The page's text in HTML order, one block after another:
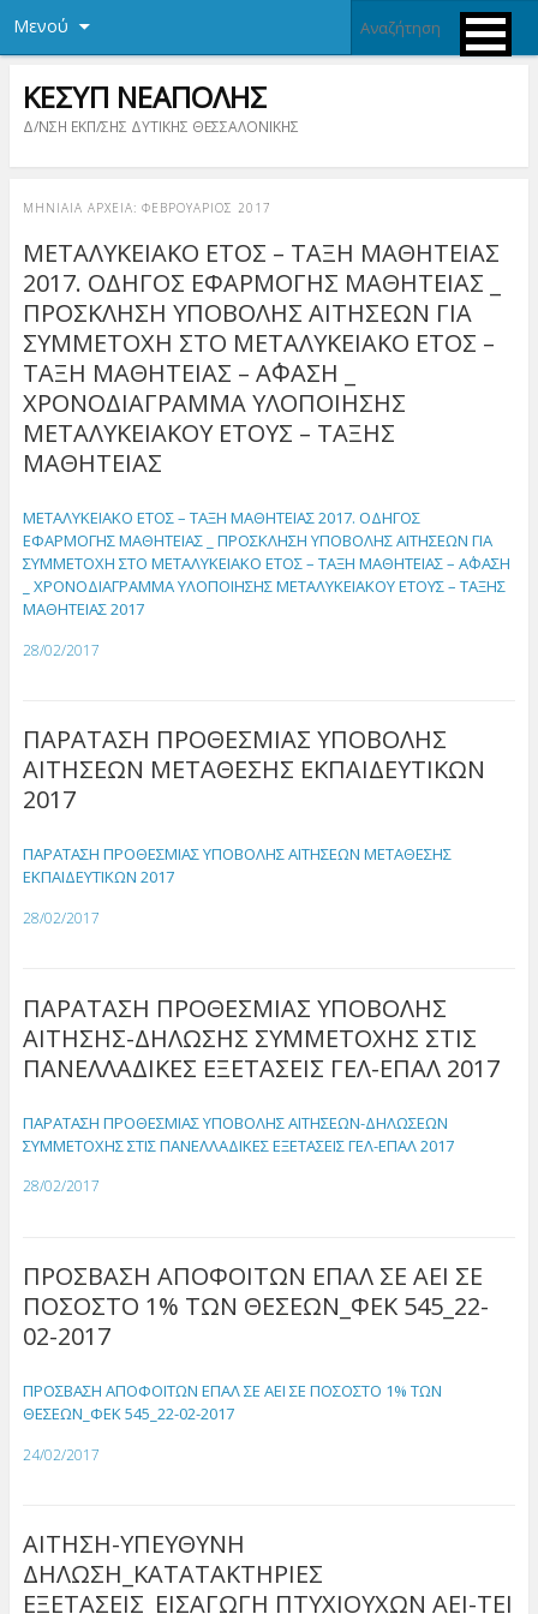
Μενού
ΚΕΣΥΠ ΝΕΑΠΟΛΗΣ
Δ/ΝΣΗ ΕΚΠ/ΣΗΣ ΔΥΤΙΚΗΣ ΘΕΣΣΑΛΟΝΙΚΗΣ
ΜΗΝΙΑΊΑ ΑΡΧΕΊΑ: ΦΕΒΡΟΥΆΡΙΟΣ 2017
ΜΕΤΑΛΥΚΕΙΑΚΟ ΕΤΟΣ – ΤΑΞΗ ΜΑΘΗΤΕΙΑΣ
2017. ΟΔΗΓΟΣ ΕΦΑΡΜΟΓΗΣ ΜΑΘΗΤΕΙΑΣ _
ΠΡΟΣΚΛΗΣΗ ΥΠΟΒΟΛΗΣ ΑΙΤΗΣΕΩΝ ΓΙΑ
ΣΥΜΜΕΤΟΧΗ ΣΤΟ ΜΕΤΑΛΥΚΕΙΑΚΟ ΕΤΟΣ –
ΤΑΞΗ ΜΑΘΗΤΕΙΑΣ – Α΄ΦΑΣΗ _
ΧΡΟΝΟΔΙΑΓΡΑΜΜΑ ΥΛΟΠΟΙΗΣΗΣ
ΜΕΤΑΛΥΚΕΙΑΚΟΥ ΕΤΟΥΣ – ΤΑΞΗΣ
ΜΑΘΗΤΕΙΑΣ
ΜΕΤΑΛΥΚΕΙΑΚΟ ΕΤΟΣ – ΤΑΞΗ ΜΑΘΗΤΕΙΑΣ 2017. ΟΔΗΓΟΣ
ΕΦΑΡΜΟΓΗΣ ΜΑΘΗΤΕΙΑΣ _ ΠΡΟΣΚΛΗΣΗ ΥΠΟΒΟΛΗΣ ΑΙΤΗΣΕΩΝ ΓΙΑ
ΣΥΜΜΕΤΟΧΗ ΣΤΟ ΜΕΤΑΛΥΚΕΙΑΚΟ ΕΤΟΣ – ΤΑΞΗ ΜΑΘΗΤΕΙΑΣ – Α΄ΦΑΣΗ
_ ΧΡΟΝΟΔΙΑΓΡΑΜΜΑ ΥΛΟΠΟΙΗΣΗΣ ΜΕΤΑΛΥΚΕΙΑΚΟΥ ΕΤΟΥΣ – ΤΑΞΗΣ
ΜΑΘΗΤΕΙΑΣ 2017
28/02/2017
ΠΑΡΑΤΑΣΗ ΠΡΟΘΕΣΜΙΑΣ ΥΠΟΒΟΛΗΣ
ΑΙΤΗΣΕΩΝ ΜΕΤΑΘΕΣΗΣ ΕΚΠΑΙΔΕΥΤΙΚΩΝ
2017
ΠΑΡΑΤΑΣΗ ΠΡΟΘΕΣΜΙΑΣ ΥΠΟΒΟΛΗΣ ΑΙΤΗΣΕΩΝ ΜΕΤΑΘΕΣΗΣ
ΕΚΠΑΙΔΕΥΤΙΚΩΝ 2017
28/02/2017
ΠΑΡΑΤΑΣΗ ΠΡΟΘΕΣΜΙΑΣ ΥΠΟΒΟΛΗΣ
ΑΙΤΗΣΗΣ-ΔΗΛΩΣΗΣ ΣΥΜΜΕΤΟΧΗΣ ΣΤΙΣ
ΠΑΝΕΛΛΑΔΙΚΕΣ ΕΞΕΤΑΣΕΙΣ ΓΕΛ-ΕΠΑΛ 2017
ΠΑΡΑΤΑΣΗ ΠΡΟΘΕΣΜΙΑΣ ΥΠΟΒΟΛΗΣ ΑΙΤΗΣΕΩΝ-ΔΗΛΩΣΕΩΝ
ΣΥΜΜΕΤΟΧΗΣ ΣΤΙΣ ΠΑΝΕΛΛΑΔΙΚΕΣ ΕΞΕΤΑΣΕΙΣ ΓΕΛ-ΕΠΑΛ 2017
28/02/2017
ΠΡΟΣΒΑΣΗ ΑΠΟΦΟΙΤΩΝ ΕΠΑΛ ΣΕ ΑΕΙ ΣΕ
ΠΟΣΟΣΤΟ 1% ΤΩΝ ΘΕΣΕΩΝ_ΦΕΚ 545_22-
02-2017
ΠΡΟΣΒΑΣΗ ΑΠΟΦΟΙΤΩΝ ΕΠΑΛ ΣΕ ΑΕΙ ΣΕ ΠΟΣΟΣΤΟ 1% ΤΩΝ
ΘΕΣΕΩΝ_ΦΕΚ 545_22-02-2017
24/02/2017
ΑΙΤΗΣΗ-ΥΠΕΥΘΥΝΗ
ΔΗΛΩΣΗ_ΚΑΤΑΤΑΚΤΗΡΙΕΣ
ΕΞΕΤΑΣΕΙΣ_ΕΙΣΑΓΩΓΗ ΠΤΥΧΙΟΥΧΩΝ ΑΕΙ-ΤΕΙ